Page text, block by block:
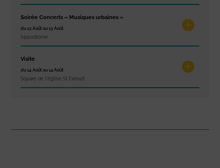
Soirée Concerts « Musiques urbaines »
du 13 Août au 13 Août
hippodrome
Visite
du 14 Août au 14 Août
Square de l'église St Evroult